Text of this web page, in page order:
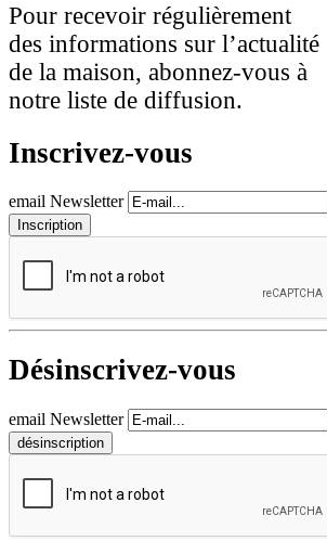
Pour recevoir régulièrement
des informations sur l’actualité
de la maison, abonnez-vous à
notre liste de diffusion.
Inscrivez-vous
email Newsletter
Désinscrivez-vous
email Newsletter